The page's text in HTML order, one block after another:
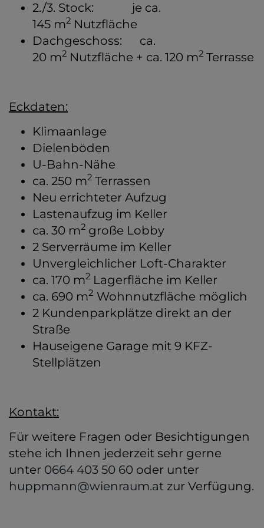
2./3. Stock: je ca.
145 m2 Nutzfläche
Dachgeschoss: ca.
20 m2 Nutzfläche + ca. 120 m2 Terrasse
Eckdaten:
Klimaanlage
Dielenböden
U-Bahn-Nähe
ca. 250 m2 Terrassen
Neu errichteter Aufzug
Lastenaufzug im Keller
ca. 30 m2 große Lobby
2 Serverräume im Keller
Unvergleichlicher Loft-Charakter
ca. 170 m2 Lagerfläche im Keller
ca. 690 m2 Wohnnutzfläche möglich
2 Kundenparkplätze direkt an der
Straße
Hauseigene Garage mit 9 KFZ-
Stellplätzen
Kontakt:
Für weitere Fragen oder Besichtigungen
stehe ich Ihnen jederzeit sehr gerne
unter 0664 403 50 60 oder unter
huppmann@wienraum.at zur Verfügung.